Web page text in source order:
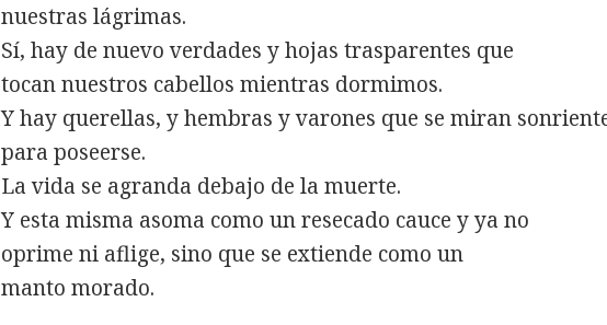
nuestras lágrimas.
Sí, hay de nuevo verdades y hojas trasparentes que
tocan nuestros cabellos mientras dormimos.
Y hay querellas, y hembras y varones que se miran
para poseerse.
La vida se agranda debajo de la muerte.
Y esta misma asoma como un resecado cauce y ya no
oprime ni aflige, sino que se extiende como un
manto morado.